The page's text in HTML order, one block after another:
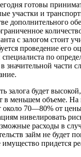
готовы
участки и
дополнительного
с залогом стоит
проведение его
специалиста по
значительной части
залога будет
в меньшем объеме. На
около 70—80% от
нивелировать
расходы в
займ не будет
имущество придется